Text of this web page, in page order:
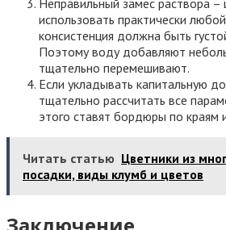
Неправильный замес раствора
использовать практически
консистенция должна быть
Поэтому воду добавляют
тщательно перемешивают.
Если укладывать капитальную
тщательно рассчитать все
этого ставят бордюры по краям
Читать статью Цветники из
посадки, виды клумб и цветов